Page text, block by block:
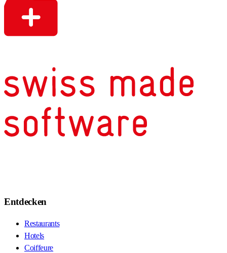
Entdecken
Restaurants
Hotels
Coiffeure